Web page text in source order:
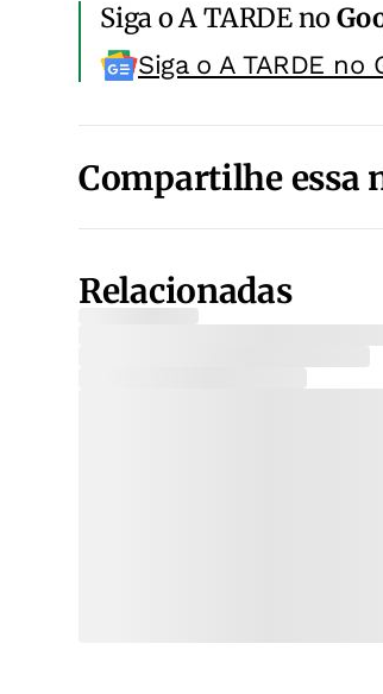
Siga o A TARDE no
Siga o A TARDE no
Compartilhe essa
Relacionadas